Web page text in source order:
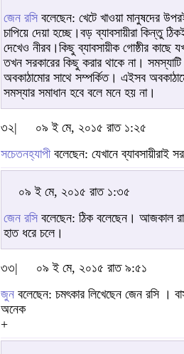
জেন রসি বলেছেন: খেটে খাওয়া মানুষদের
চাপিয়ে দেয়া হচ্ছে।বড় ব্যাবসায়ীরা কিন্তু
দেখেও নীরব।কিছু ব্যাবসায়ীক গোষ্ঠীর কাছে
তখন সরকারের কিছু করার থাকে না।
অবকাঠামোর সাথে সম্পর্কিত। এইসব
সমস্যার সমাধান হবে বলে মনে হয় না।
৩২|
০৯ ই মে, ২০১৫ রাত ১:২৫
সচেতনহ্যাপীবলেছেন: যেখানে ব্যাবসায়ীরাই
০৯ ই মে, ২০১৫ রাত ১:৩৫
জেন রসি বলেছেন: ঠিক বলেছেন। আজকাল
হাত ধরে চলে।
৩৩|
০৯ ই মে, ২০১৫ রাত ৯:৫১
জুন বলেছেন: চমৎকার লিখেছেন জেন রসি ।
অনেক
+